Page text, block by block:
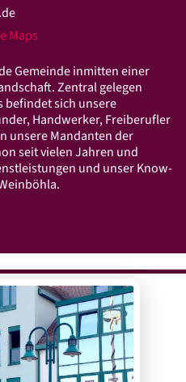
Maps
Gemeinde inmitten einer
Zentral gelegen
befindet sich unsere
Handwerker, Freiberufler
unsere Mandanten der
seit vielen Jahren und
und unser Know-